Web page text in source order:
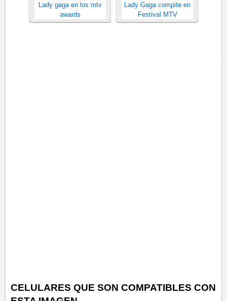
Lady gaga en los mtv
awards
Lady Gaga compite en
Festival MTV
CELULARES QUE SON COMPATIBLES CON